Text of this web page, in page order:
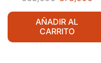
AÑADIR AL
CARRITO